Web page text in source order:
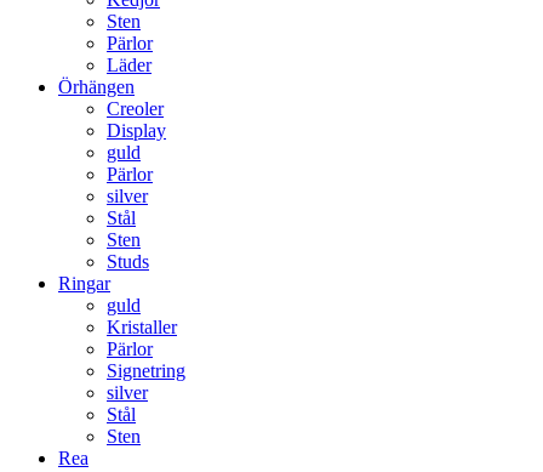
Sten
Pärlor
Läder
Örhängen
Creoler
Display
guld
Pärlor
silver
Stål
Sten
Studs
Ringar
guld
Kristaller
Pärlor
Signetring
silver
Stål
Sten
Rea